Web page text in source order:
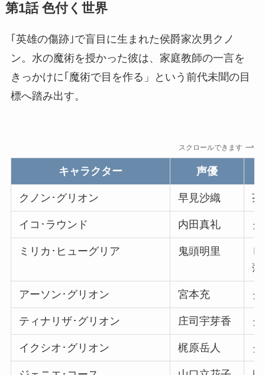
第1話 色付く世界
｢英雄の傷跡｣で盲目に生まれた侯爵家次男クノ
ン。水の魔術を授かった彼は、家庭教師の一言を
きっかけに｢魔術で目を作る」という前代未聞の目
標へ踏み出す。
スクロールできます
キャラクター 声優
クノン･グリオン 早見沙織 茶
イコ･ラウンド 内田真礼
ミリカ･ヒューグリア 鬼頭明里
薄
アーソン･グリオン 宮本充
ティナリザ･グリオン 庄司宇芽香
イクシオ･グリオン 梶原岳人